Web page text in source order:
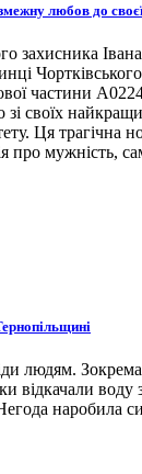
любов до
захисника
частини
своїх
Ця
про мужність,
людям.
відкачали
наробила